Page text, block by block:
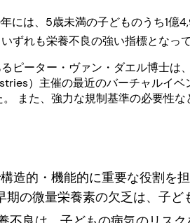
には、5歳未満の子どものうち1億
れも栄養不良の強い指標となって
ピーター・ヴァン・ダエル博士は
）主催の最近のバーチャルイベ
また、強力な規制基準の必要性な
造的・機能的に重要な役割を
の微量栄養素の欠乏は、子ど